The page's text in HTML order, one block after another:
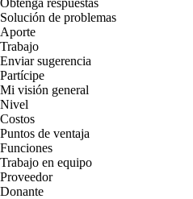
Obtenga respuestas
Solución de problemas
Aporte
Trabajo
Enviar sugerencia
Partícipe
Mi visión general
Nivel
Costos
Puntos de ventaja
Funciones
Trabajo en equipo
Proveedor
Donante